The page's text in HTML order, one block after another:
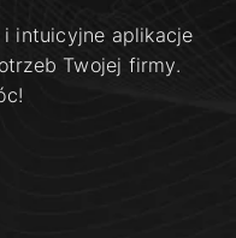
i intuicyjne aplikacje
Twojej firmy.